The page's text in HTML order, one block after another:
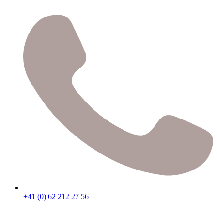
+41 (0) 62 212 27 56